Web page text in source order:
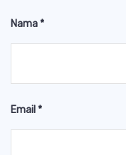
Nama*
Email *